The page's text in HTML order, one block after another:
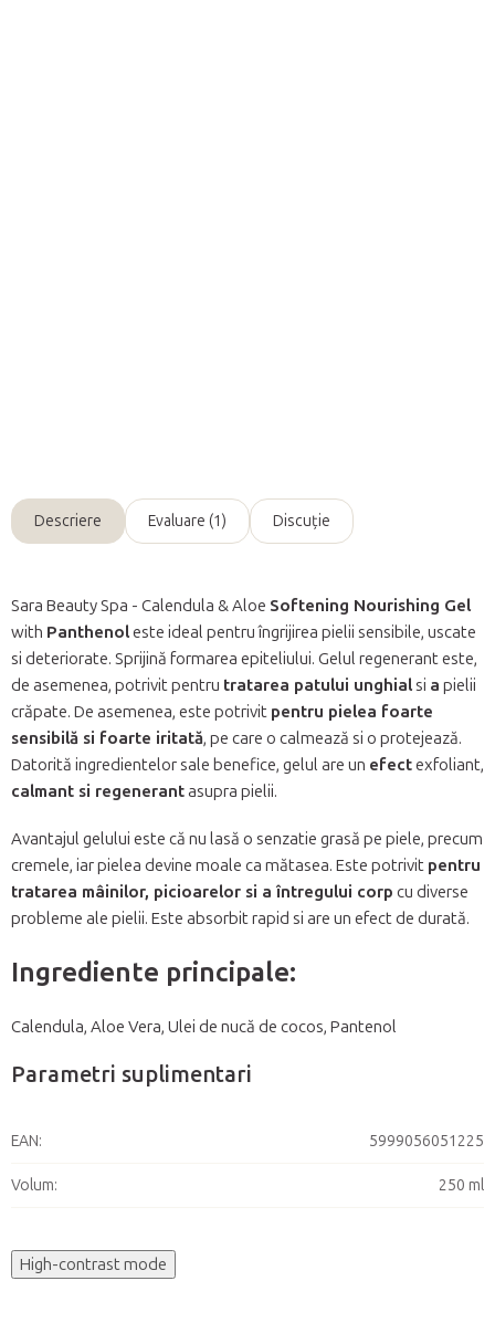
Descriere Evaluare (1) Discuţie
Sara Beauty Spa - Calendula & Aloe Softening Nourishing Gel
with Panthenoleste ideal pentru îngrijirea pielii sensibile, uscate
si deteriorate. Sprijină formarea epiteliului. Gelul regenerant este,
de asemenea, potrivit pentru tratarea patului unghialsi a pielii
crăpate. De asemenea, este potrivit pentru pielea foarte
sensibilă si foarte iritată, pe care o calmează si o protejează.
Datorită ingredientelor sale benefice, gelul are un efectexfoliant,
calmant si regenerantasupra pielii.
Avantajul gelului este că nu lasă o senzatie grasă pe piele, precum
cremele, iar pielea devine moale ca mătasea. Este potrivit pentru
tratarea mâinilor, picioarelor si a întregului corp cu diverse
probleme ale pielii. Este absorbit rapid si are un efect de durată.
Ingrediente principale:
Calendula, Aloe Vera, Ulei de nucă de cocos, Pantenol
Parametri suplimentari
EAN: 5999056051225
Volum: 250 ml
High-contrast mode